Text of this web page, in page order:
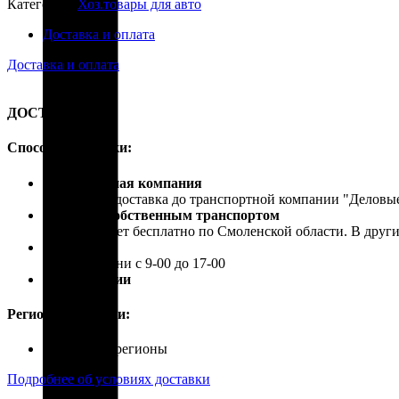
Категория: Хоз.товары для авто
Доставка и оплата
Доставка и оплата
ДОСТАВКА
Способы доставки:
Транспортная компания
Бесплатная доставка до транспортной компании
Доставка собственным транспортом
Осуществляет бесплатно по Смоленской области. В
В рабочие дни с 9-00 до 17-00
Почта России
Регионы доставки:
Россия, все регионы
Подробнее об условиях доставки